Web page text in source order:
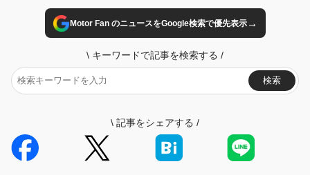
Motor Fan のニュースをGoogle検索で優先表示→
\ キーワードで記事を検索する /
検索
\ 記事をシェアする /